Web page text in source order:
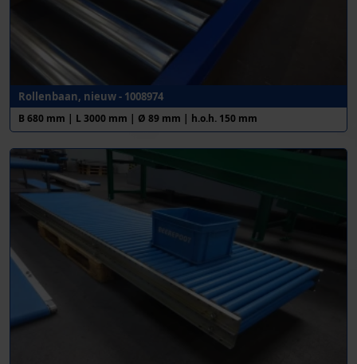
Rollenbaan, nieuw - 1008974
B 680 mm | L 3000 mm | Ø 89 mm | h.o.h. 150 mm